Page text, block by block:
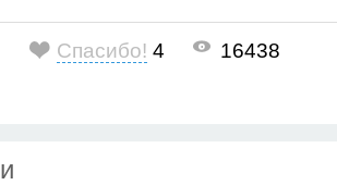
Спасибо! 4 16438